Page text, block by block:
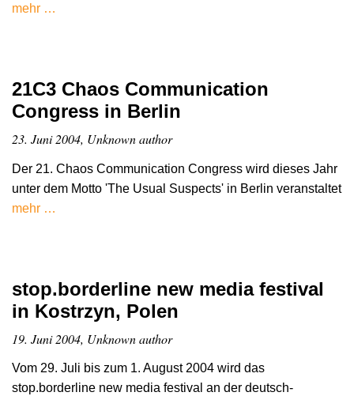
mehr …
21C3 Chaos Communication
Congress in Berlin
23. Juni 2004, Unknown author
Der 21. Chaos Communication Congress wird dieses Jahr
unter dem Motto 'The Usual Suspects' in Berlin veranstaltet
mehr …
stop.borderline new media festival
in Kostrzyn, Polen
19. Juni 2004, Unknown author
Vom 29. Juli bis zum 1. August 2004 wird das
stop.borderline new media festival an der deutsch-